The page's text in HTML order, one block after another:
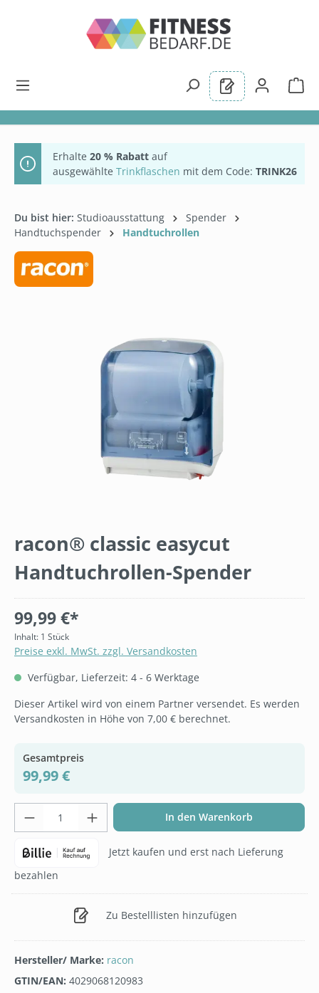
Erhalte 20 % Rabatt auf
ausgewählte Trinkflaschen mit dem Code: TRINK26
Du bist hier: Studioausstattung
Spender
Handtuchspender
Handtuchrollen
racon® classic easycut
Handtuchrollen-Spender
99,99 €*
Inhalt: 1 Stück
Preise exkl. MwSt. zzgl. Versandkosten
Verfügbar, Lieferzeit: 4 - 6 Werktage
Dieser Artikel wird von einem Partner versendet. Es werden
Versandkosten in Höhe von 7,00 € berechnet.
Gesamtpreis
99,99 €
Produkt Anzahl: Gib den gewünschten
In den Warenkorb
Jetzt kaufen und erst nach Lieferung
bezahlen
Zu Bestelllisten hinzufügen
Hersteller/ Marke: racon
GTIN/EAN: 4029068120983